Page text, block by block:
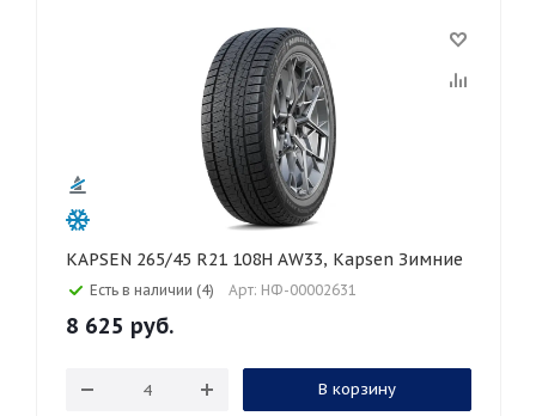
285 295
40 45
60 75
KAPSEN 265/45 R21 108H AW33, Kapsen Зимние
Есть в наличии (4) Арт: НФ-00002631
8 625 руб.
В корзину